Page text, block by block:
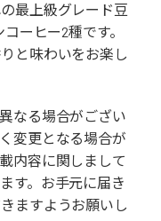
最上級グレード豆
ーヒー2種です。
と味わいをお楽し
なる場合がござい
変更となる場合が
内容に関しまして
す。お手元に届き
ますようお願いし